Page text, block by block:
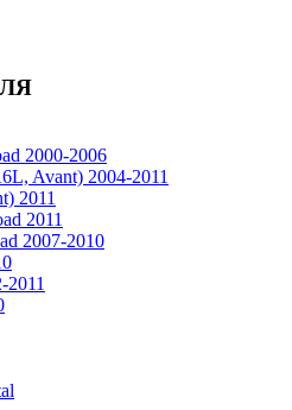
2000-2006
Avant) 2004-2011
2011
2011
2007-2010